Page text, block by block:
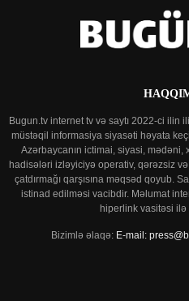
Bugun.tv internet tv və saytı 2022-ci ilin
müstəqil informasiya siyasəti həyata
Azərbaycanın ictimai, siyasi, mədəni,
hadisələri izləyiciyə operativ, qərəzsiz
çatdırmağı qarşısına məqsəd qoyub.
istinad edilməsi vacibdir. Məlumat
hiperlink vasitəsi
Bizimlə əlaqə: E-mail: